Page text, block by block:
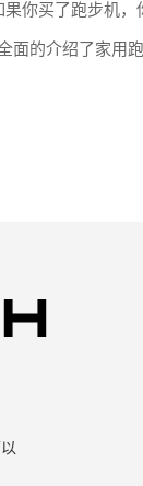
你买了跑步机，
面的介绍了家用